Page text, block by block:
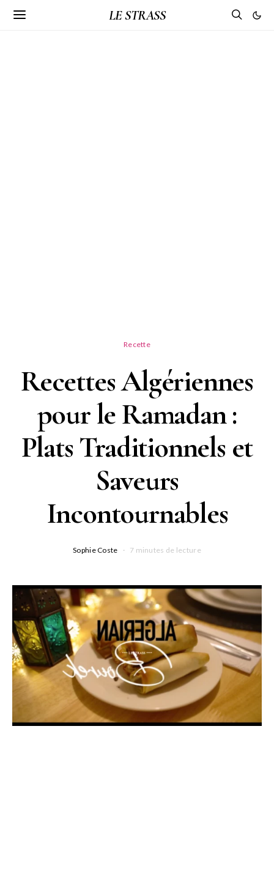
LE STRASS
Recette
Recettes Algériennes
pour le Ramadan :
Plats Traditionnels et
Saveurs
Incontournables
Sophie Coste 7 minutes de lecture